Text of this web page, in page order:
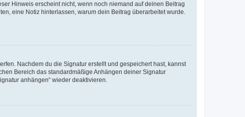
Hinweis erscheint nicht, wenn noch niemand auf deinen Beitrag
eine Notiz hinterlassen, warum dein Beitrag überarbeitet wurde.
Nachdem du die Signatur erstellt und gespeichert hast, kannst
Bereich das standardmäßige Anhängen deiner Signatur
anhängen“ wieder deaktivieren.